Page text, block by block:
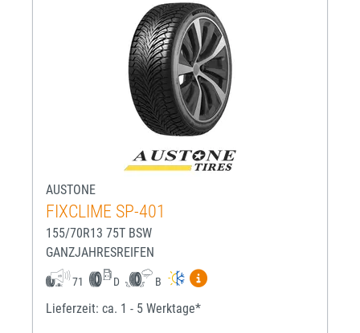
AUSTONE
FIXCLIME SP-401
155/70R13 75T BSW
GANZJAHRESREIFEN
71 D B
Mehr Informationen zum
Lieferzeit: ca. 1 - 5 Werktage*